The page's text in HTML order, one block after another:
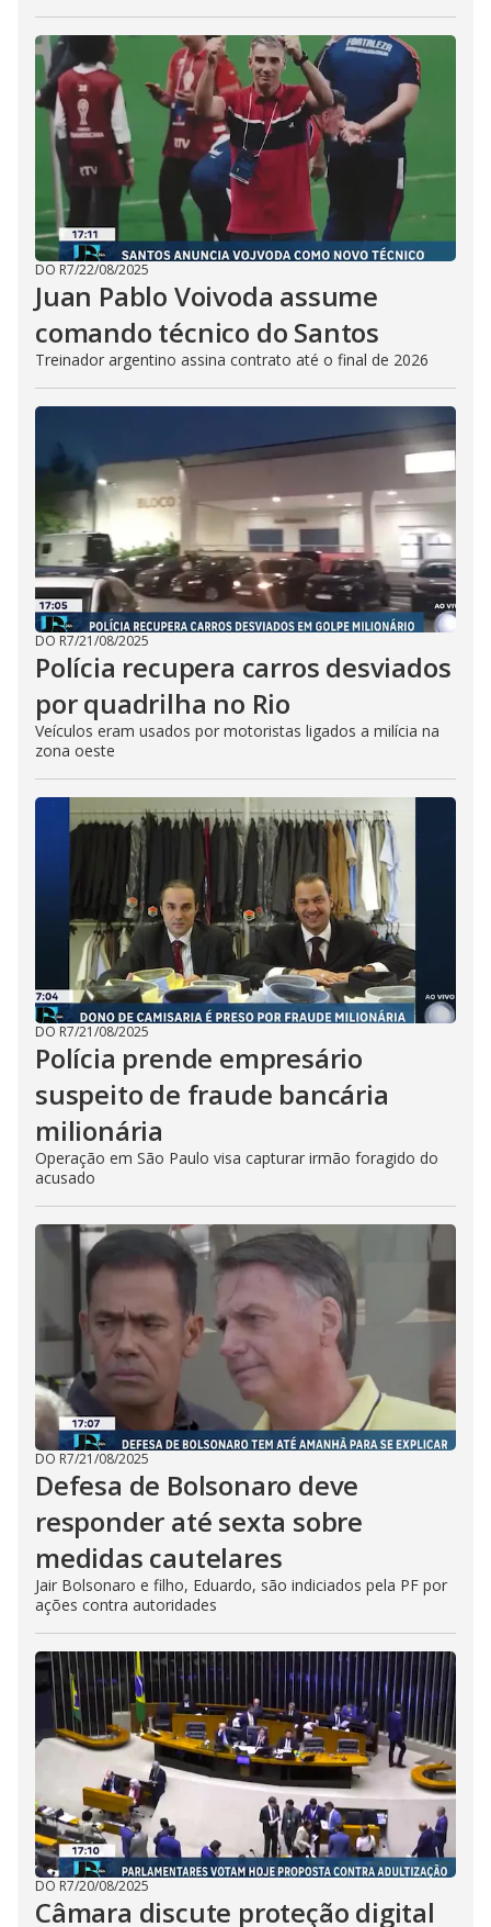
DO R7/22/08/2025
Juan Pablo Voivoda assume
comando técnico do Santos
Treinador argentino assina contrato até o final de 2026
DO R7/21/08/2025
Polícia recupera carros desviados
por quadrilha no Rio
Veículos eram usados por motoristas ligados a milícia na
zona oeste
DO R7/21/08/2025
Polícia prende empresário
suspeito de fraude bancária
milionária
Operação em São Paulo visa capturar irmão foragido do
acusado
DO R7/21/08/2025
Defesa de Bolsonaro deve
responder até sexta sobre
medidas cautelares
Jair Bolsonaro e filho, Eduardo, são indiciados pela PF por
ações contra autoridades
DO R7/20/08/2025
Câmara discute proteção digital